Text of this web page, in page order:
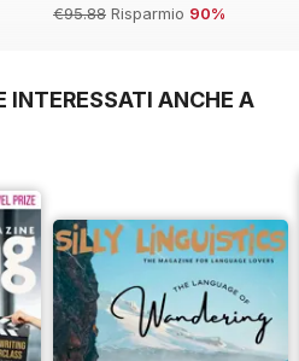
€95.88 Risparmio 90%
INTERESSATI ANCHE A